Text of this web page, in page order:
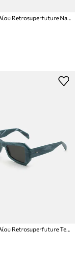
Γυαλιά ηλίου Retrosuperfuture Nameko
Γυαλιά ηλίου Retrosuperfuture Tempio